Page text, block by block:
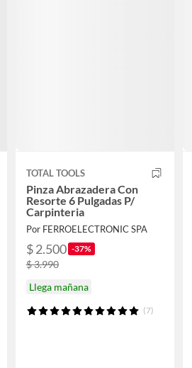
TOTAL TOOLS
Pinza Abrazadera Con
Resorte 6 Pulgadas P/
Carpinteria
Por FERROELECTRONIC SPA
$ 2.500 -37%
$ 3.990
Llega mañana
(7)